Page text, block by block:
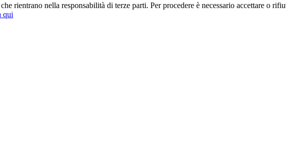
rientrano nella responsabilità di terze parti. Per procedere è necessario accettare o
qui